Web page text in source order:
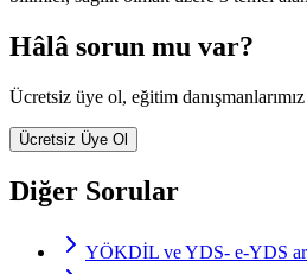
Hâlâ sorun mu var?
Ücretsiz üye ol, eğitim
Ücretsiz Üye Ol
Diğer Sorular
YÖKDİL ve YDS- e-YDS